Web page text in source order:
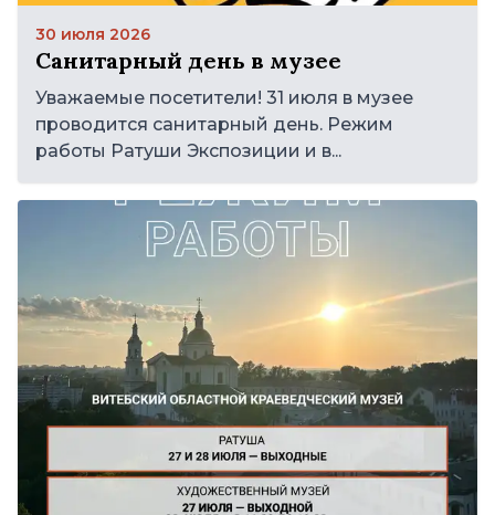
30 июля 2026
Санитарный день в музее
Уважаемые посетители! 31 июля в музее
проводится санитарный день. Режим
работы Ратуши Экспозиции и в...